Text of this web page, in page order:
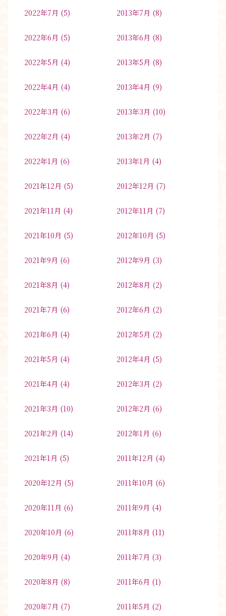
2022年7月 (5)
2022年6月 (5)
2022年5月 (4)
2022年4月 (4)
2022年3月 (6)
2022年2月 (4)
2022年1月 (6)
2021年12月 (5)
2021年11月 (4)
2021年10月 (5)
2021年9月 (6)
2021年8月 (4)
2021年7月 (6)
2021年6月 (4)
2021年5月 (4)
2021年4月 (4)
2021年3月 (10)
2021年2月 (14)
2021年1月 (5)
2020年12月 (5)
2020年11月 (6)
2020年10月 (6)
2020年9月 (4)
2020年8月 (8)
2020年7月 (7)
2013年7月 (8)
2013年6月 (8)
2013年5月 (8)
2013年4月 (9)
2013年3月 (10)
2013年2月 (7)
2013年1月 (4)
2012年12月 (7)
2012年11月 (7)
2012年10月 (5)
2012年9月 (3)
2012年8月 (2)
2012年6月 (2)
2012年5月 (2)
2012年4月 (5)
2012年3月 (2)
2012年2月 (6)
2012年1月 (6)
2011年12月 (4)
2011年10月 (6)
2011年9月 (4)
2011年8月 (11)
2011年7月 (3)
2011年6月 (1)
2011年5月 (2)